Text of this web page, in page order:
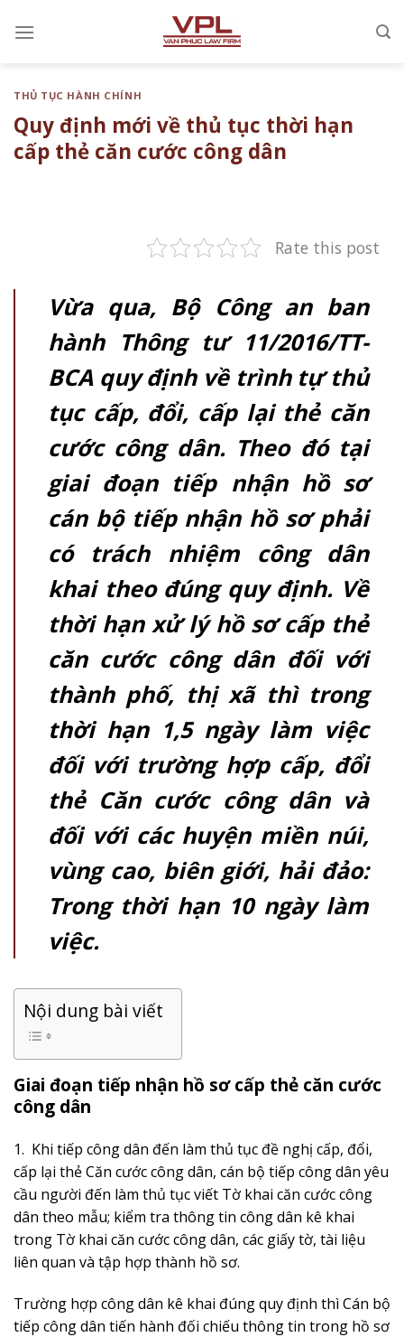
đến
THỦ TỤC HÀNH CHÍNH
Quy định mới về thủ tục thời hạn
cấp thẻ căn cước công dân
Rate this post
Vừa qua, Bộ Công an ban
hành Thông tư 11/2016/TT-
BCA quy định về trình tự thủ
tục cấp, đổi, cấp lại thẻ căn
cước công dân. Theo đó tại
giai đoạn tiếp nhận hồ sơ
cán bộ tiếp nhận hồ sơ phải
có trách nhiệm công dân
khai theo đúng quy định. Về
thời hạn xử lý hồ sơ cấp thẻ
căn cước công dân đốivới
thành phố, thị xãthì trong
thời hạn 1,5 ngày làm việc
đối với trường hợp cấp, đổi
thẻ Căn cước công dân và
đối vớicác huyện miền núi,
vùng cao, biên giới, hải đảo:
Trong thời hạn 10 ngày làm
việc.
Nội dung bài viết
Giai đoạn tiếp nhận hồ sơ cấp thẻ căn cước
công dân
1. Khi tiếp công dân đến làm thủ tục đề nghị cấp, đổi,
cấp lại thẻCăn cước công dân, cán bộ tiếp công dân yêu
cầu người đến làm thủ tục viết Tờ khai căn cước công
dân theo mẫu; kiểm tra thông tin công dân kê khai
trong Tờ khai căn cước công dân, các giấy tờ, tài liệu
liên quan và tập hợp thành hồ sơ.
Trường hợp công dân kê khai đúng quy định thìCán bộ
tiếp công dân tiến hành đối chiếu thông tin trong hồ sơ